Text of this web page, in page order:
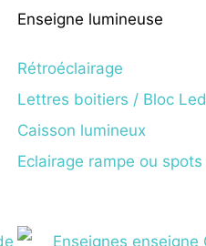
Enseigne lumineuse
Rétroéclairage
Lettres boitiers / Bloc Led
Caisson lumineux
Eclairage rampe ou spots